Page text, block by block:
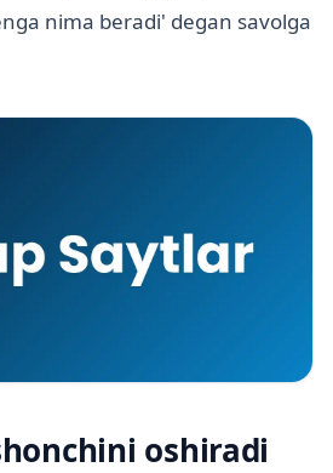
nima beradi' degan savolga
oshiradi